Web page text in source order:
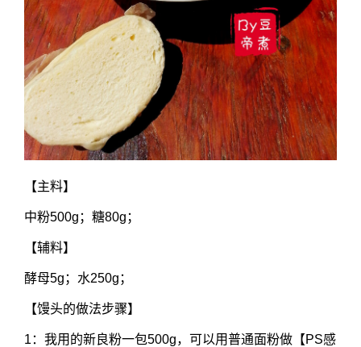
【主料】
中粉500g；糖80g；
【辅料】
酵母5g；水250g；
【馒头的做法步骤】
1：我用的新良粉一包500g，可以用普通面粉做【PS感